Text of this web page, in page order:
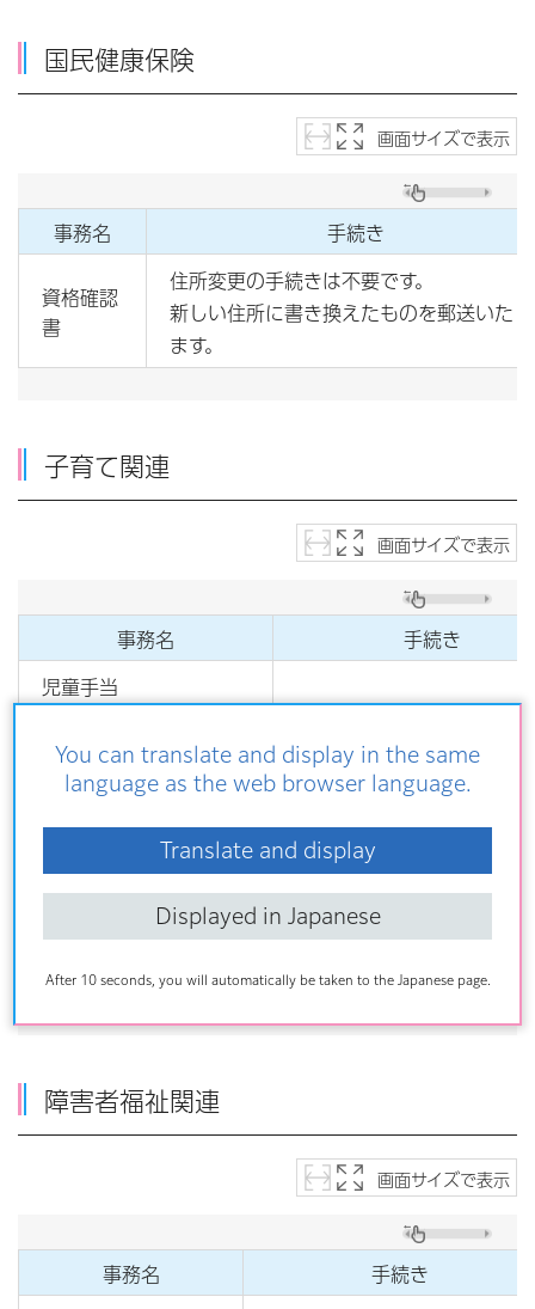
You can translate and display in the same
language as the web browser language.
Translate and display
Displayed in Japanese
After 10 seconds, you will automatically be taken to the Japanese page.
国民健康保険
画面サイズで表示
事務名 手続き
資格確認
書
住所変更の手続きは不要です。
新しい住所に書き換えたものを郵送いたし
ます。
子育て関連
画面サイズで表示
事務名 手続き
児童手当
願いいたします。
児童育成手当
特別児童扶養手当
ひとり親家庭等医療助
生等医療費助成
障害者福祉関連
画面サイズで表示
事務名 手続き